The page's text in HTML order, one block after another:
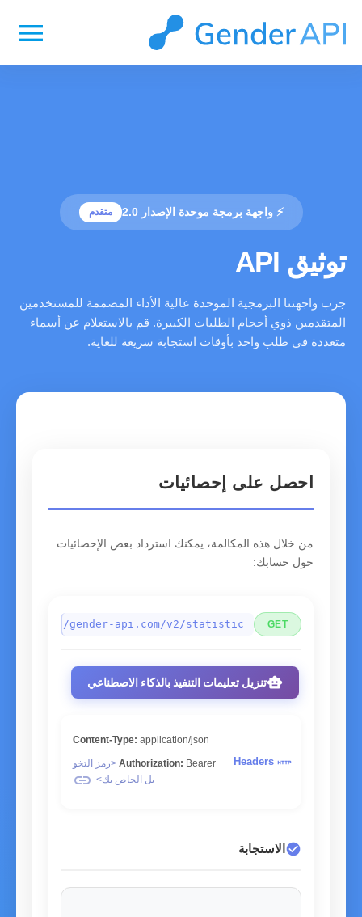
menu
⚡ واجهة برمجة موحدة الإصدار 2.0 متقدم
توثيق API
جرب واجهتنا البرمجية الموحدة عالية الأداء المصممة للمستخدمين
المتقدمين ذوي أحجام الطلبات الكبيرة. قم بالاستعلام عن أسماء
متعددة في طلب واحد بأوقات استجابة سريعة للغاية.
احصل على إحصائيات
من خلال هذه المكالمة، يمكنك استرداد بعض الإحصائيات
حول حسابك:
GET
https://gender-api.com/v2/statistic
smart_toyتنزيل تعليمات التنفيذ بالذكاء الاصطناعي
http
Content-Type: application/json
Authorization: Bearer
<رمز التخو
يل الخاص بك> link
check_circle الاستجابة